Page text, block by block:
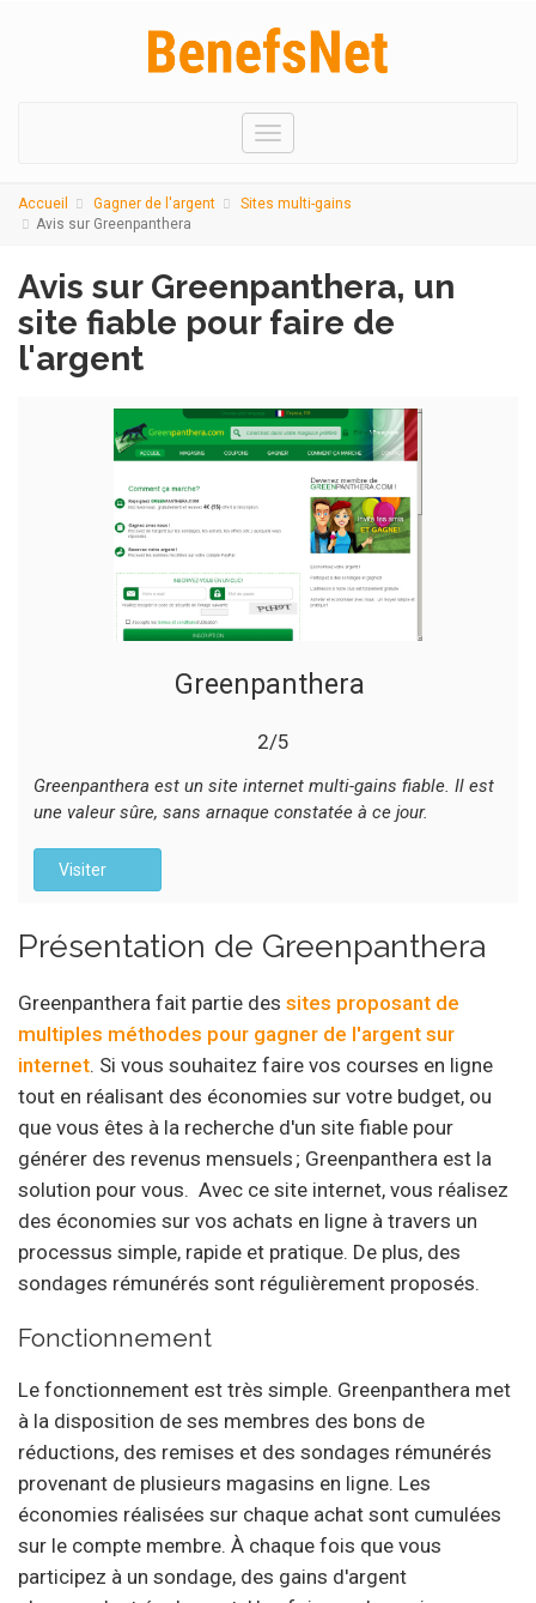
Menu
Accueil Gagner de l'argent
Sites multi-gains
Avis sur Greenpanthera
Avis sur Greenpanthera, un
site fiable pour faire de
l'argent
Greenpanthera
2/5
Greenpanthera est un site internet multi-gains fiable. Il est
une valeur sûre, sans arnaque constatée à ce jour.
Visiter
Présentation de Greenpanthera
Greenpanthera fait partie des sites proposant de
multiples méthodes pour gagner de l'argent sur
internet. Si vous souhaitez faire vos courses en ligne
tout en réalisant des économies sur votre budget, ou
que vous êtes à la recherche d'un site fiable pour
générer des revenus mensuels ; Greenpanthera est la
solution pour vous. Avec ce site internet, vous réalisez
des économies sur vos achats en ligne à travers un
processus simple, rapide et pratique. De plus, des
sondages rémunérés sont régulièrement proposés.
Fonctionnement
Le fonctionnement est très simple. Greenpanthera met
à la disposition de ses membres des bons de
réductions, des remises et des sondages rémunérés
provenant de plusieurs magasins en ligne. Les
économies réalisées sur chaque achat sont cumulées
sur le compte membre. À chaque fois que vous
participez à un sondage, des gains d'argent